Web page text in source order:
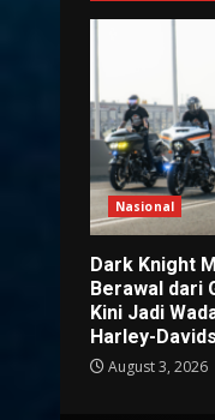
Nasional
Dark Knight
Berawal dari
Kini Jadi
Harley-
August 3, 2026